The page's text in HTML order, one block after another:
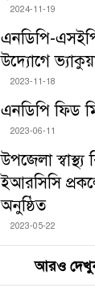
2024-11-19
এনডিপি-
উদ্যোগে
2023-11-18
এনডিপি ফিড
2023-06-11
উপজেলা
ইআরসিসি
অনুষ্ঠিত
2023-05-22
আরও